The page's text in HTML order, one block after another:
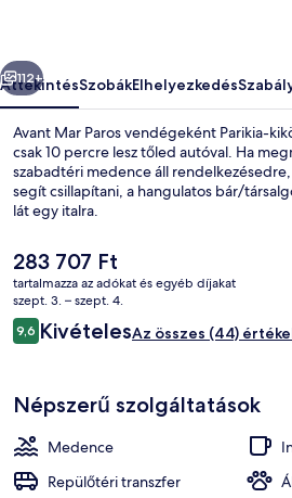
Következő
112+
ÁttekintésSzobákElhelyezkedés
Avant Mar Paros vendégeként Parikia-
csak 10 percre lesz tőled autóval. Ha
szabadtéri medence áll
segít csillapítani, a hangulatos bár/
lát egy italra.
A
jelenlegi
ár
283 707 Ft
283 707 Ft
tartalmazza az adókat és egyéb díjakat
szept. 3. – szept. 4.
Értékelések
9,69,6 ennyiből: 10
KivételesAz összes (44)
Népszerű szolgáltatások
Medence
Repülőtéri transzfer